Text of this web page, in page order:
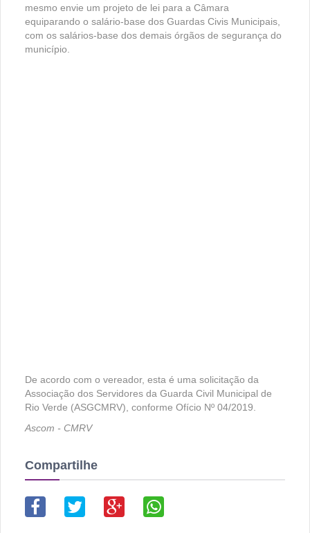
mesmo envie um projeto de lei para a Câmara
equiparando o salário-base dos Guardas Civis Municipais,
com os salários-base dos demais órgãos de segurança do
município.
De acordo com o vereador, esta é uma solicitação da
Associação dos Servidores da Guarda Civil Municipal de
Rio Verde (ASGCMRV), conforme Ofício Nº 04/2019.
Ascom - CMRV
Compartilhe